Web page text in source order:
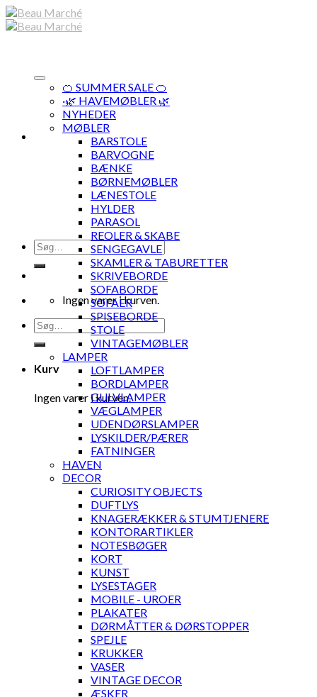
Skip
to
Søg
efter:
Ingen varer i kurven.
Søg
efter:
Kurv
Ingen varer i kurven.
🍊 SUMMER SALE 🍊
·🌿 HAVEMØBLER 🌿
NYHEDER
MØBLER
BARSTOLE
BARVOGNE
BÆNKE
BØRNEMØBLER
LÆNESTOLE
HYLDER
PARASOL
REOLER & SKABE
SENGEGAVLE
SKAMLER & TABURETTER
SKRIVEBORDE
SOFABORDE
SOFAER
SPISEBORDE
STOLE
VINTAGEMØBLER
LAMPER
LOFTLAMPER
BORDLAMPER
GULVLAMPER
VÆGLAMPER
UDENDØRSLAMPER
LYSKILDER/PÆRER
FATNINGER
HAVEN
DECOR
CURIOSITY OBJECTS
DUFTLYS
KNAGERÆKKER & STUMTJENERE
KONTORARTIKLER
NOTESBØGER
KORT
KUNST
LYSESTAGER
MOBILE - UROER
PLAKATER
DØRMÅTTER & DØRSTOPPER
SPEJLE
KRUKKER
VASER
VINTAGE DECOR
ÆSKER